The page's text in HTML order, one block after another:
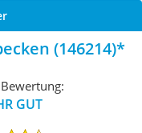
(146214)
GUT